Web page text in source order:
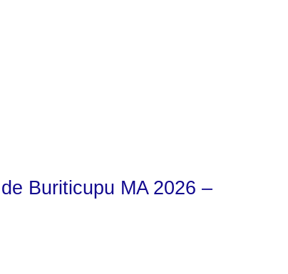
Buriticupu MA 2026 –